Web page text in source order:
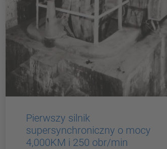
Pierwszy silnik
supersynchroniczny o mocy
4,000KM i 250 obr/min